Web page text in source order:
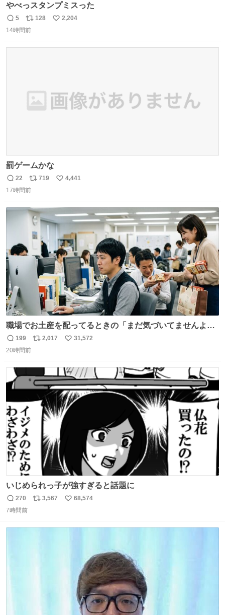
やべっスタンプミスった
返
信
5
リ
ポ
128
い
2,204
14時間前
罰ゲームかな
返
信
22
リ
ポ
ト
数
719
い
数
4,441
17時間前
職場でお土産を配ってるときの「まだ気づいてませんよ」
的な演技が毎回シンドい。
返
信
199
リ
ト
数
2,017
い
数
31,572
20時間前
いじめられっ子が強すぎると話題に
返
信
270
リ
3,567
い
68,574
7時間前